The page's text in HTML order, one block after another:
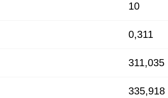
10
0,311
311,035
335,918